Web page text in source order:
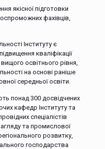
якісної підготовки
фахівців,
Інституту є
кваліфікації
освітнього рівня,
на основі раніше
середньої освіти.
понад 300 досвідчених
кафедр Інституту та
спеціалістів
та промислової
розвитку,
господарства